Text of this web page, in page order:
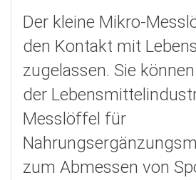
Der kleine Mikro-
den Kontakt mit
zugelassen. Sie
der
Messlöffel für
zum Abmessen von